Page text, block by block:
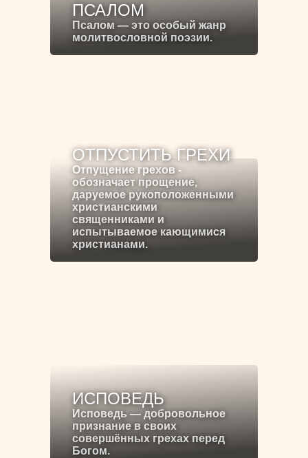
ПСАЛОМ
Псалом — это особый жанр
молитвословной поэзии.
ОТПУСТИТЬ ГРЕХИ
Отпущение грехов -
обозначает прощение,
даруемое рукоположенными
христианскими
священниками и
испытываемое кающимися
христианами.
ИСПОВЕДЬ
Исповедь — добровольное
признание в своих
совершённых грехах перед
Богом.